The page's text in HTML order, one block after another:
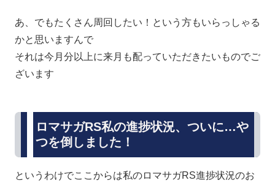
あ、でもたくさん周回したい！という方もいらっしゃる
かと思いますんで
それは今月分以上に来月も配っていただきたいものでご
ざいます
ロマサガRS私の進捗状況、ついに…や
つを倒しました！
というわけでここからは私のロマサガRS進捗状況のお